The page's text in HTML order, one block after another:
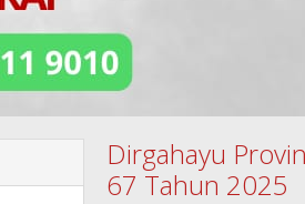
Dirgahayu
67 Tahun 2025